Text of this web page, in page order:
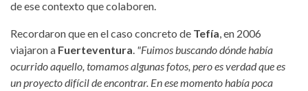
de ese contexto que colaboren.
Recordaron que en el caso concreto de Tefía, en 2006
viajaron a Fuerteventura. "Fuimos buscando dónde había
ocurrido aquello, tomamos algunas fotos, pero es verdad que es
un proyecto difícil de encontrar. En ese momento había poca